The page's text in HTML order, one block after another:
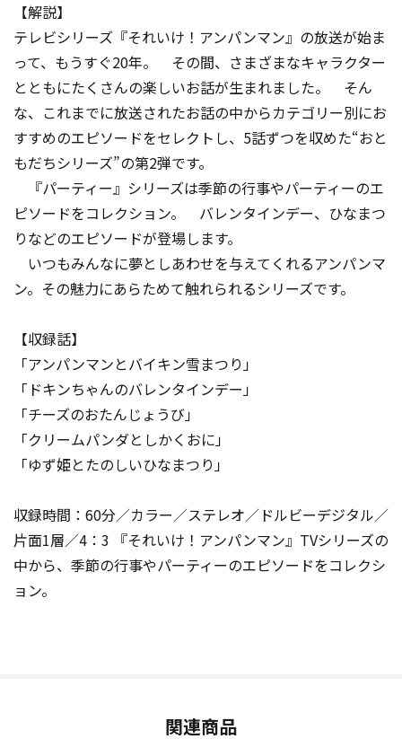
【解説】
テレビシリーズ『それいけ！アンパンマン』の放送が始ま
って、もうすぐ20年。 その間、さまざまなキャラクター
とともにたくさんの楽しいお話が生まれました。 そん
な、これまでに放送されたお話の中からカテゴリー別にお
すすめのエピソードをセレクトし、5話ずつを収めた“おと
もだちシリーズ”の第2弾です。
『パーティー』シリーズは季節の行事やパーティーのエ
ピソードをコレクション。 バレンタインデー、ひなまつ
りなどのエピソードが登場します。
いつもみんなに夢としあわせを与えてくれるアンパンマ
ン。その魅力にあらためて触れられるシリーズです。
【収録話】
「アンパンマンとバイキン雪まつり」
「ドキンちゃんのバレンタインデー」
「チーズのおたんじょうび」
「クリームパンダとしかくおに」
「ゆず姫とたのしいひなまつり」
収録時間：60分／カラー／ステレオ／ドルビーデジタル／
片面1層／4：3 『それいけ！アンパンマン』TVシリーズの
中から、季節の行事やパーティーのエピソードをコレクシ
ョン。
関連商品